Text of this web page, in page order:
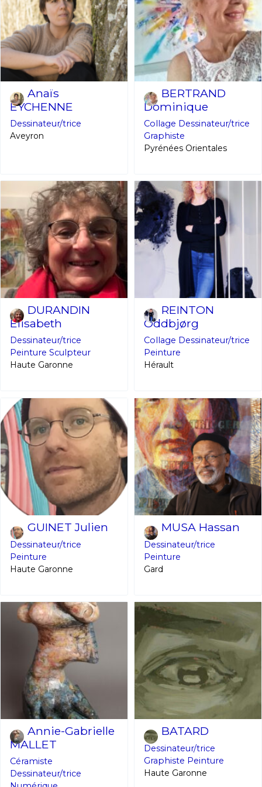
Adresse email*
Nom
Statut / Organisation
J'accepte lestermes et conditions
* Champ obligatoire
Adresse email*
Nom
Prénom
Statut / Organisation
J'accepte les termes et conditions
Anaïs
EYCHENNE
Dessinateur/trice
Aveyron
BERTRAND
Dominique
Collage Dessinateur/trice
Graphiste
Pyrénées Orientales
DURANDIN
Elisabeth
Dessinateur/trice
Peinture Sculpteur
Haute Garonne
REINTON
Oddbjørg
Collage Dessinateur/trice
Peinture
Hérault
GUINET Julien
Dessinateur/trice
Peinture
Haute Garonne
MUSA Hassan
Dessinateur/trice
Peinture
Gard
Annie-Gabrielle
MALLET
Céramiste
Dessinateur/trice
BATARD
Dessinateur/trice
Graphiste Peinture
Haute Garonne